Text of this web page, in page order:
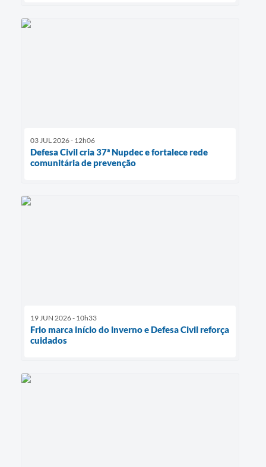
03 JUL 2026 - 12h06
Defesa Civil cria 37ª Nupdec e fortalece rede
comunitária de prevenção
19 JUN 2026 - 10h33
Frio marca início do inverno e Defesa Civil reforça
cuidados